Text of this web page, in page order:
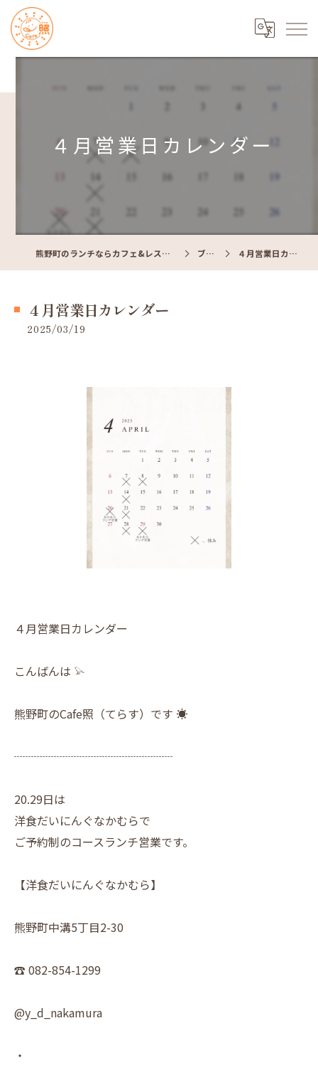
４月営業日カレンダー
熊野町のランチならカフェ&レストラン Cafe照 ブログ ４月営業日カレンダー
４月営業日カレンダー
2025/03/19
４月営業日カレンダー
こんばんは 𓅫
熊野町のCafe照（てらす）です ☀︎
┈┈┈┈┈┈┈┈┈┈┈┈┈┈
20.29日は
洋食だいにんぐなかむらで
ご予約制のコースランチ営業です。
【洋食だいにんぐなかむら】
熊野町中溝5丁目2-30
☎︎ 082-854-1299
@y_d_nakamura
・